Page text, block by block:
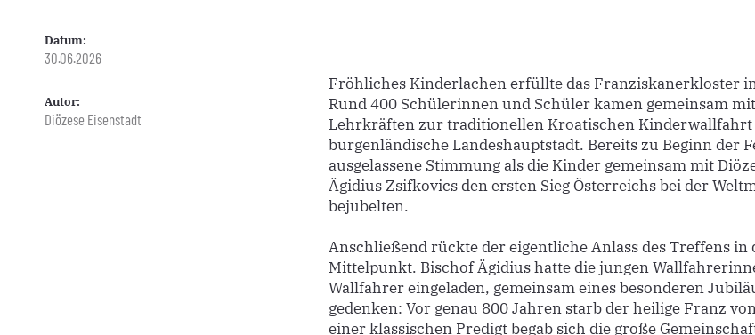
Datum:
30.06.2026
Autor:
Diözese Eisenstadt
Fröhliches Kinderlachen erfüllte das Franziskanerkloster
Rund 400 Schülerinnen und Schüler kamen gemeinsam
Lehrkräften zur traditionellen Kroatischen Kinderwallfahrt
burgenländische Landeshauptstadt. Bereits zu Beginn der
ausgelassene Stimmung als die Kinder gemeinsam mit
Ägidius Zsifkovics den ersten Sieg Österreichs bei der
bejubelten.
Anschließend rückte der eigentliche Anlass des Treffens in
Mittelpunkt. Bischof Ägidius hatte die jungen
Wallfahrer eingeladen, gemeinsam eines besonderen
gedenken: Vor genau 800 Jahren starb der heilige Franz
einer klassischen Predigt begab sich die große